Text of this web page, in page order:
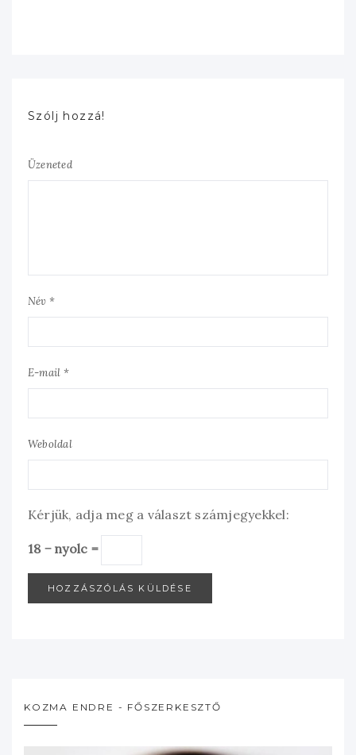
Szólj hozzá!
Üzeneted
Név *
E-mail *
Weboldal
Kérjük, adja meg a választ számjegyekkel:
18 − nyolc =
KOZMA ENDRE - FŐSZERKESZTŐ